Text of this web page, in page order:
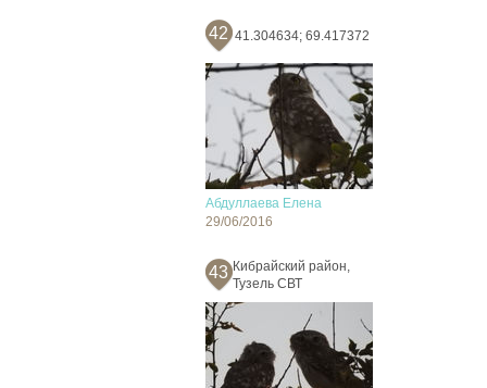
42 41.304634; 69.417372
Абдуллаева Елена
29/06/2016
43 Кибрайский район,
Тузель СВТ